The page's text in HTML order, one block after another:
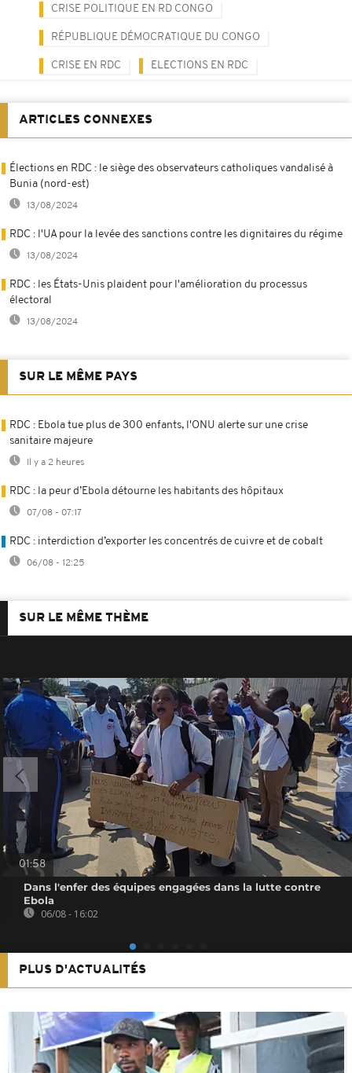
CRISE POLITIQUE EN RD CONGO
RÉPUBLIQUE DÉMOCRATIQUE DU CONGO
CRISE EN RDC ELECTIONS EN RDC
ARTICLES CONNEXES
Élections en RDC : le siège des observateurs catholiques vandalisé à
Bunia (nord-est)
13/08/2024
RDC : l'UA pour la levée des sanctions contre les dignitaires du régime
13/08/2024
RDC : les États-Unis plaident pour l'amélioration du processus
électoral
13/08/2024
SUR LE MÊME PAYS
RDC : Ebola tue plus de 300 enfants, l'ONU alerte sur une crise
sanitaire majeure
Il y a 2 heures
RDC : la peur d’Ebola détourne les habitants des hôpitaux
07/08 - 07:17
RDC : interdiction d’exporter les concentrés de cuivre et de cobalt
06/08 - 12:25
SUR LE MÊME THÈME
01:58
Dans l'enfer des équipes engagées dans la lutte contre
Ebola
06/08 - 16:02
PLUS D'ACTUALITÉS